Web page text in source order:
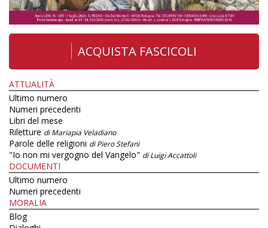
ACQUISTA FASCICOLI
ATTUALITÀ
Ultimo numero
Numeri precedenti
Libri del mese
Riletture di Mariapia Veladiano
Parole delle religioni di Piero Stefani
"Io non mi vergogno del Vangelo" di Luigi Accattoli
DOCUMENTI
Ultimo numero
Numeri precedenti
MORALIA
Blog